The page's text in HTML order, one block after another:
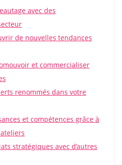
avec des
de nouvelles tendances
et commercialiser
renommés dans votre
et compétences grâce à
stratégiques avec d’autres